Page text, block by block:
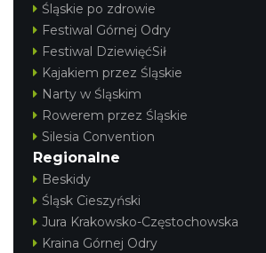
Śląskie po zdrowie
Festiwal Górnej Odry
Festiwal DziewięćSił
Kajakiem przez Śląskie
Narty w Śląskim
Rowerem przez Śląskie
Silesia Convention
Regionalne
Beskidy
Śląsk Cieszyński
Jura Krakowsko-Częstochowska
Kraina Górnej Odry